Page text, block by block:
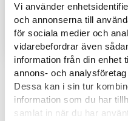
Vi använder
och annonserna till
för sociala medier och
vidarebefordrar även
information från din enhet
annons- och
Dessa kan i sin tur
information som du har
samlat in när du har
Om du ännu inte har
ihåg att anmäla dig som